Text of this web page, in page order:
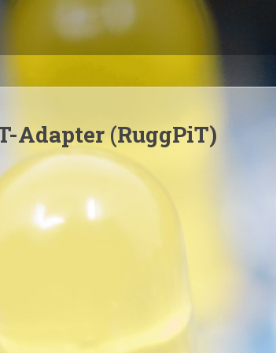
Adapter (RuggPiT)